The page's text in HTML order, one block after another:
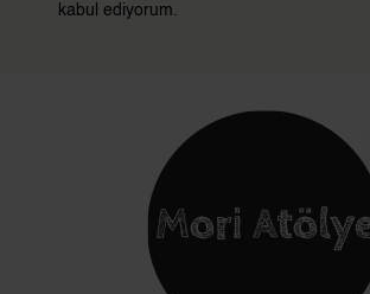
kabul ediyorum.